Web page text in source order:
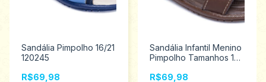
Sandália Pimpolho 16/21
120245
R$69,98
Sandália Infantil Menino
Pimpolho Tamanhos 16
R$69,98